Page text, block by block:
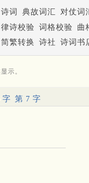
诗词 典故词汇 对仗词
律诗校验 词格校验 曲
简繁转换 诗社 诗词书
示。
字 第 7 字